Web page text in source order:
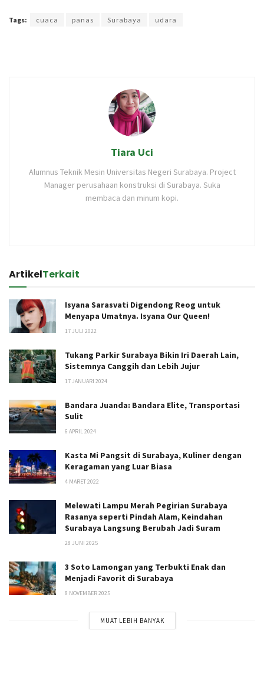
Tags: cuaca panas Surabaya udara
Tiara Uci
Alumnus Teknik Mesin Universitas Negeri Surabaya. Project
Manager perusahaan konstruksi di Surabaya. Suka
membaca dan minum kopi.
ArtikelTerkait
Isyana Sarasvati Digendong Reog untuk
Menyapa Umatnya. Isyana Our Queen!
17 JULI 2022
Tukang Parkir Surabaya Bikin Iri Daerah Lain,
Sistemnya Canggih dan Lebih Jujur
17 JANUARI 2024
Bandara Juanda: Bandara Elite, Transportasi
Sulit
6 APRIL 2024
Kasta Mi Pangsit di Surabaya, Kuliner dengan
Keragaman yang Luar Biasa
4 MARET 2022
Melewati Lampu Merah Pegirian Surabaya
Rasanya seperti Pindah Alam, Keindahan
Surabaya Langsung Berubah Jadi Suram
28 JUNI 2025
3 Soto Lamongan yang Terbukti Enak dan
Menjadi Favorit di Surabaya
8 NOVEMBER 2025
MUAT LEBIH BANYAK